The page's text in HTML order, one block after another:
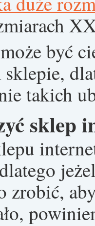
być
takich
sklep
zrobić,